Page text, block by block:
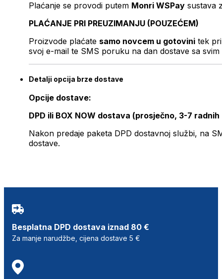
Plaćanje se provodi putem Monri WSPay sustava
PLAĆANJE PRI PREUZIMANJU (POUZEĆEM)
Proizvode plaćate samo novcem u gotovini tek
svoj e-mail te SMS poruku na dan dostave sa svim
Detalji opcija brze dostave
Opcije dostave:
DPD ili BOX NOW dostava (prosječno, 3-7 radnih
Nakon predaje paketa DPD dostavnoj službi, na
dostave.
Besplatna DPD dostava iznad 80 €
Za manje narudžbe, cijena dostave 5 €